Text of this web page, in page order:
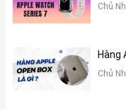
Chủ
Hàng
Chủ